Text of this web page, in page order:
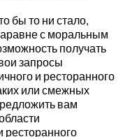
бы то ни стало,
с моральным
получать
запросы
и ресторанного
или смежных
вам
ресторанного